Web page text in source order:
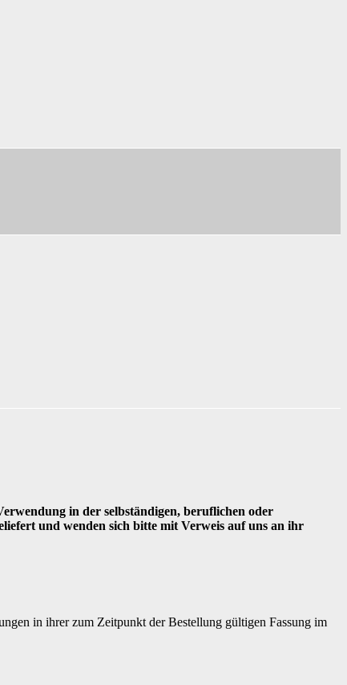
in der selbständigen, beruflichen oder
und wenden sich bitte mit Verweis auf uns an ihr
in ihrer zum Zeitpunkt der Bestellung gültigen Fassung im